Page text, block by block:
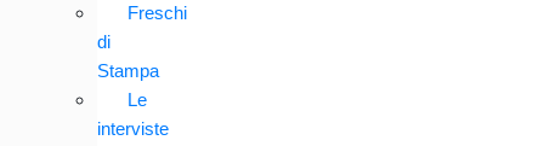
Freschi
di
Stampa
Le
interviste